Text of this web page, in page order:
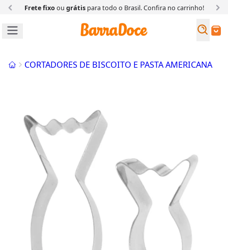
Frete fixoou grátispara todo o Brasil. Confira no carrinho!
Buscar
InícioCORTADORES DE BISCOITO E PASTA AMERICANA